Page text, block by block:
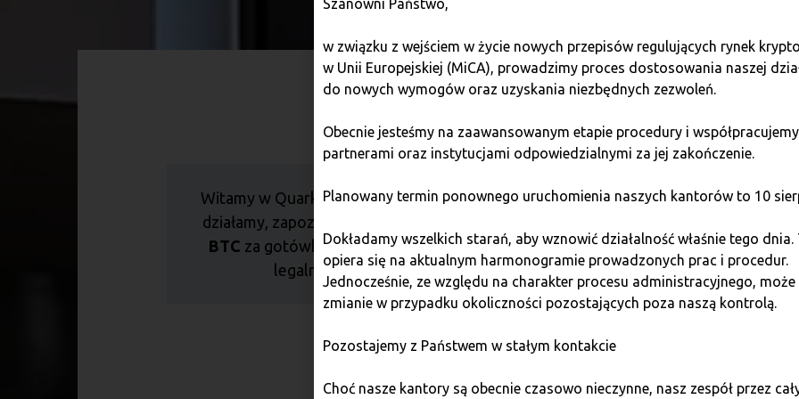
Witamy w Quark – ogólnopolskiej sieci punktówszybkiej wymiany kryptowalut .
działamy, zapoznaj się z naszą ofertą. Adresujemy ją do każdego klienta, któremu
BTC za gotówkę wkantorze.Zauważ, że proponowana przez nas usługa
legalna. Dodatkowo pozwala Ci na zminimalizowanie ryzyka związanego
Stacjonarny kantor kryptowalut –
Szanowni Państwo,
w związku z wejściem w życie nowych przepisów regulujących rynek
w Unii Europejskiej (MiCA), prowadzimy proces dostosowania naszej
do nowych wymogów oraz uzyskania niezbędnych zezwoleń.
Obecnie jesteśmy na zaawansowanym etapie procedury i
partnerami oraz instytucjami odpowiedzialnymi za jej zakończenie.
Planowany termin ponownego uruchomienia naszych kantorów to 10
Dokładamy wszelkich starań, aby wznowić działalność właśnie tego dnia.
opiera się na aktualnym harmonogramie prowadzonych prac i procedur.
Jednocześnie, ze względu na charakter procesu administracyjnego, może
zmianie w przypadku okoliczności pozostających poza naszą kontrolą.
Pozostajemy z Państwem w stałym kontakcie
Choć nasze kantory są obecnie czasowo nieczynne, nasz zespół przez